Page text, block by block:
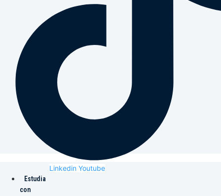
Linkedin Youtube
Estudia
con